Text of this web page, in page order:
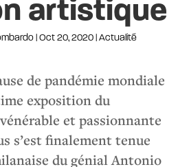
artistique
| Oct 20, 2020 | Actualité
de pandémie mondiale
exposition du
et passionnante
s’est finalement tenue
du génial Antonio